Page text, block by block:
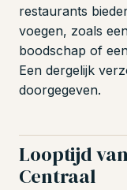
restaurants
voegen, zoals
boodschap of
Een dergelijk
doorgegeven.
Looptijd
Centraal